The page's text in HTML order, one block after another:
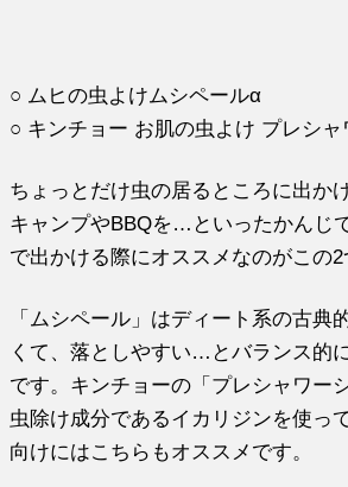
○ ムヒの虫よけムシペールα
○ キンチョー お肌の虫よけ プレシャ
ちょっとだけ虫の居るところに出か
キャンプやBBQを…といったかんじ
で出かける際にオススメなのがこの2
「ムシペール」はディート系の古典
くて、落としやすい…とバランス的
です。キンチョーの「プレシャワー
虫除け成分であるイカリジンを使っ
向けにはこちらもオススメです。